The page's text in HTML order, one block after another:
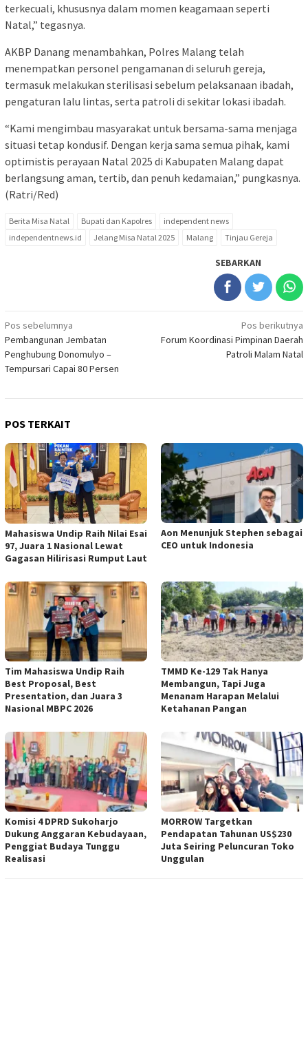
terkecuali, khususnya dalam momen keagamaan seperti
Natal,” tegasnya.
AKBP Danang menambahkan, Polres Malang telah
menempatkan personel pengamanan di seluruh gereja,
termasuk melakukan sterilisasi sebelum pelaksanaan ibadah,
pengaturan lalu lintas, serta patroli di sekitar lokasi ibadah.
“Kami mengimbau masyarakat untuk bersama-sama menjaga
situasi tetap kondusif. Dengan kerja sama semua pihak, kami
optimistis perayaan Natal 2025 di Kabupaten Malang dapat
berlangsung aman, tertib, dan penuh kedamaian,” pungkasnya.
(Ratri/Red)
Berita Misa Natal Bupati dan Kapolres
independent news
independentnews.id
Jelang Misa Natal 2025 Malang Tinjau Gereja
SEBARKAN
Navigasi
pos
Pos sebelumnya
Pembangunan Jembatan
Penghubung Donomulyo –
Tempursari Capai 80 Persen
Pos berikutnya
Forum Koordinasi Pimpinan Daerah
Patroli Malam Natal
POS TERKAIT
Mahasiswa Undip Raih Nilai Esai
97, Juara 1 Nasional Lewat
Gagasan Hilirisasi Rumput Laut
Aon Menunjuk Stephen sebagai
CEO untuk Indonesia
Tim Mahasiswa Undip Raih
Best Proposal, Best
Presentation, dan Juara 3
Nasional MBPC 2026
TMMD Ke-129 Tak Hanya
Membangun, Tapi Juga
Menanam Harapan Melalui
Ketahanan Pangan
Komisi 4 DPRD Sukoharjo
Dukung Anggaran Kebudayaan,
Penggiat Budaya Tunggu
Realisasi
MORROW Targetkan
Pendapatan Tahunan US$230
Juta Seiring Peluncuran Toko
Unggulan